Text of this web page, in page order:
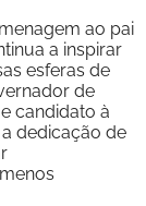
ao pai
a inspirar
esferas de
de
candidato à
dedicação de